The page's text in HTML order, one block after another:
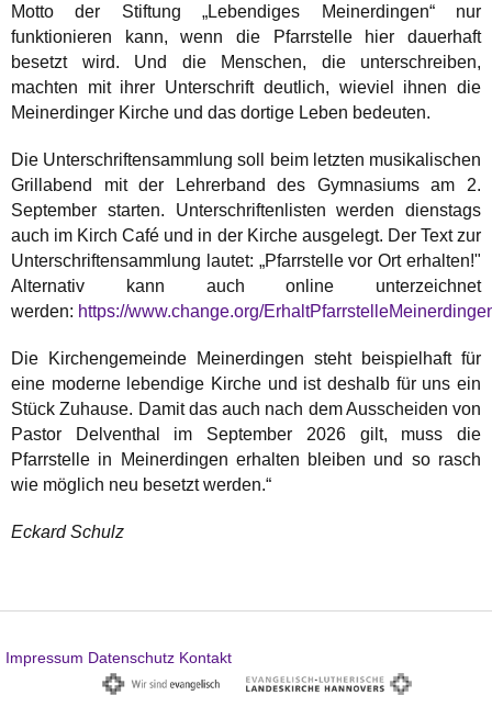
Motto der Stiftung „Lebendiges Meinerdingen“ nur
funktionieren kann, wenn die Pfarrstelle hier dauerhaft
besetzt wird. Und die Menschen, die unterschreiben,
machten mit ihrer Unterschrift deutlich, wieviel ihnen die
Meinerdinger Kirche und das dortige Leben bedeuten.
Die Unterschriftensammlung soll beim letzten musikalischen
Grillabend mit der Lehrerband des Gymnasiums am 2.
September starten. Unterschriftenlisten werden dienstags
auch im Kirch Café und in der Kirche ausgelegt. Der Text zur
Unterschriftensammlung lautet: „Pfarrstelle vor Ort erhalten!"
Alternativ kann auch online unterzeichnet
werden: https://www.change.org/
Die Kirchengemeinde Meinerdingen steht beispielhaft für
eine moderne lebendige Kirche und ist deshalb für uns ein
Stück Zuhause. Damit das auch nach dem Ausscheiden von
Pastor Delventhal im September 2026 gilt, muss die
Pfarrstelle in Meinerdingen erhalten bleiben und so rasch
wie möglich neu besetzt werden.“
Eckard Schulz
Impressum Datenschutz Kontakt